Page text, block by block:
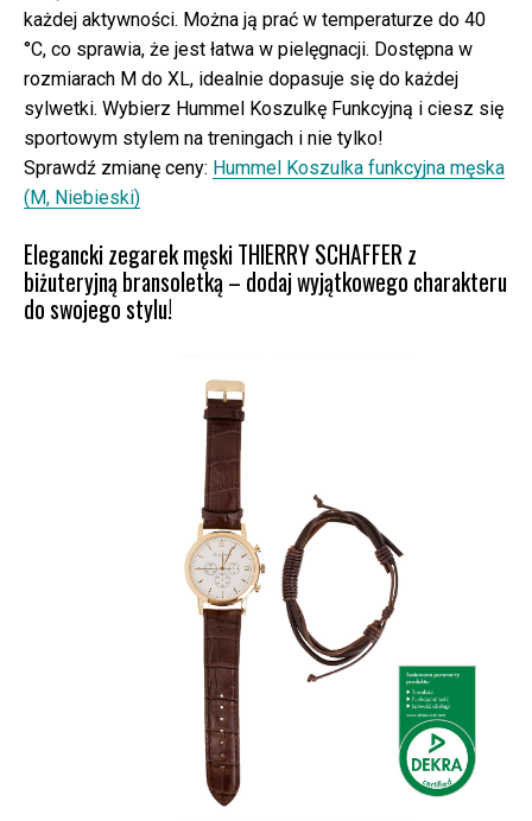
każdej aktywności. Można ją prać w temperaturze do 40
°C, co sprawia, że jest łatwa w pielęgnacji. Dostępna w
rozmiarach M do XL, idealnie dopasuje się do każdej
sylwetki. Wybierz Hummel Koszulkę Funkcyjną i ciesz się
sportowym stylem na treningach i nie tylko!
Sprawdź zmianę ceny: Hummel Koszulka funkcyjna męska
(M, Niebieski)
Elegancki zegarek męski THIERRY SCHAFFER z
biżuteryjną bransoletką – dodaj wyjątkowego charakteru
do swojego stylu!